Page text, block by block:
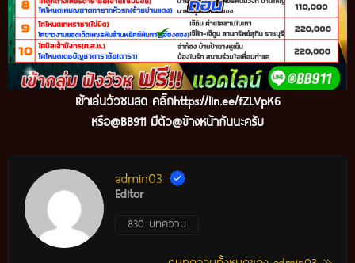
เข้าเล่นวัวชนสด คลิ๊กhttps://lin.ee/fZLVpK6
หรือ@BB911 มีตัว@ข้างหน้ากันนะครับ
admin03
Editor
830 บทความ